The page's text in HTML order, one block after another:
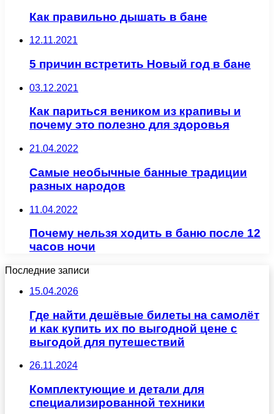
Как правильно дышать в бане
12.11.2021
5 причин встретить Новый год в бане
03.12.2021
Как париться веником из крапивы и
почему это полезно для здоровья
21.04.2022
Самые необычные банные традиции
разных народов
11.04.2022
Почему нельзя ходить в баню после 12
часов ночи
Последние записи
15.04.2026
Где найти дешёвые билеты на самолёт
и как купить их по выгодной цене с
выгодой для путешествий
26.11.2024
Комплектующие и детали для
специализированной техники